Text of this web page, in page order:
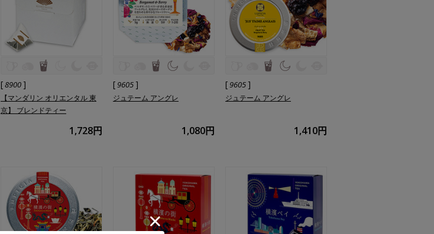
[8900 ]
【マンダリン オリエンタル 東
京】 ブレンドティー
1,728円
[9605 ]
ジュテーム アングレ
1,080円
[9605 ]
ジュテーム アングレ
1,410円